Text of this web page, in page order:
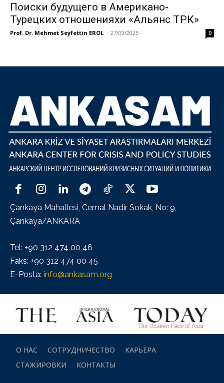
Поиски будущего в Американо-
Турецких отношенияхи «Альянс ТРК»
Prof. Dr. Mehmet Seyfettin EROL - 27/09/2025 0
Çankaya Mahallesi, Cemal Nadir Sokak, No: 9,
Çankaya/ANKARA
Tel: +90 312 474 00 46
Faks: +90 312 474 00 45
E-Posta: info@ankasam.org
О НАС СОТРУДНИЧЕСТВО
КАРЬЕРА
СТАЖИРОВКИ
КОНТАКТЫ